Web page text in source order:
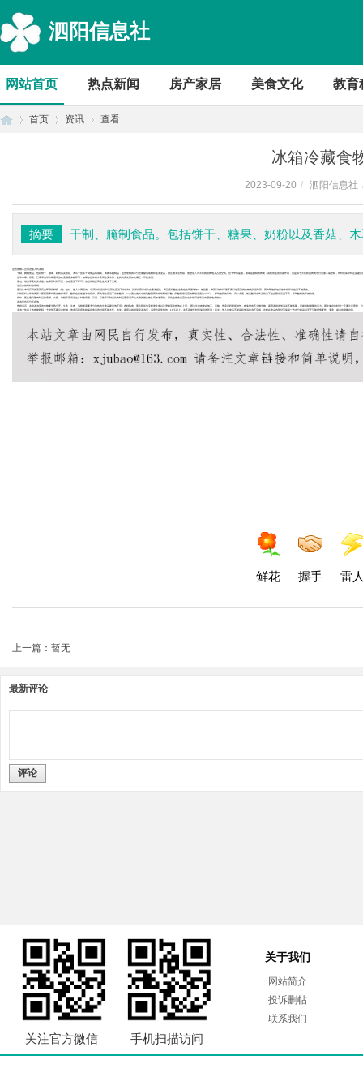
泗阳信息社
网站首页 热点新闻 房产家居 美食文化 教育
首页 资讯 查看
冰箱冷藏食
2023-09-20 / 泗阳信息社
摘要 干制、腌制食品。包括饼干、糖果、奶粉以及香菇、
这些食物不宜放进嵌入式冰箱
干制、腌制食品。包括饼干、糖果、奶粉以及香菇、木耳干货等干制食品或咸菜、果酱等腌制品，这些食物因水分含量极低或糖和盐浓度高，微生物无法繁殖，放进嵌入式冰箱既浪费电又占据空间。但卞华伟提醒，如果是腌制的肉类，虽然有盐的防腐作用，但是由于大块状的肉类水分含量不易控制，长时间保存时还是建议
热带水果。香蕉、芒果等热带水果通常放在室温阴凉处即可，如果放进冰箱中反而会受冷害，使其肉质发黑加速腐烂，不能食用。
面包、馒头等淀粉类食品。如果暂时吃不完，放在室温下即可，放进冰箱反而会使其变干变硬。
这些食物最好放冰箱
建议从市场买回的蔬菜应立即用保鲜膜（袋）包好，放入冷藏室内。“蔬菜特别是绿叶蔬菜在室温下存放时，其部分营养成分会逐渐损失，而且亚硝酸盐含量也会明显增加”。他提醒，剩菜打包时尽量不要打包蔬菜类食物尤其是叶菜，因为即使打包后放冰箱保存也是不健康的。
广州医科大学附属第二医院营养科医生曾婷表示，酸奶也要放进冰箱保存。因为若在室温下存放酸奶，一方面会使其中的乳酸菌因为继续繁殖产酸（乳酸菌最适宜的繁殖温度为43℃），影响酸奶的风味；另一方面，低温酸奶在常温状态下益生菌存活度不高，影响酸奶的保健价值。
此外，医生建议熟肉制品如香肠、火腿、培根等容易滋生多种致病菌，豆腐、豆浆等豆制品比肉制品更容易产生大量的微生物从而加速腐败。因此这些食品宜放在冰箱深处靠近内壁的地方储存。
冰冻室也要分区存放
曾婷表示，冰箱冰冻室的食物要生熟分开。生鱼、生肉、海鲜类需要充分加热的生食品建议放下层；各种熟食、面点和其他淀粉类主食以及雪糕等冷饮放在上层。“因为生的肉类在加工、运输、售卖过程时间较长，难免带有不少微生物，家用冰箱的低温并不能杀菌，只能抑制细菌的活力，因此储存的时候一定要注意密封、
冷冻一年以上的肉能吃吗？卞华伟不建议这样做，他表示家庭冰箱保存食品的时间不能太长。首先，家庭冰箱就算是冰冻室，温度也是常规的－10℃以上，并不是能长时间保存的环境；其次，放入的食品不能是超低温急冻下完成，这样在食品内部仍可保留一些水分结晶以至于可能缓慢变性、变质，或者有细菌存留。
鲜花 握手 雷
上一篇：暂无
最新评论
评论
关注官方微信 手机扫描访问
关于我们
网站简介
投诉删帖
联系我们